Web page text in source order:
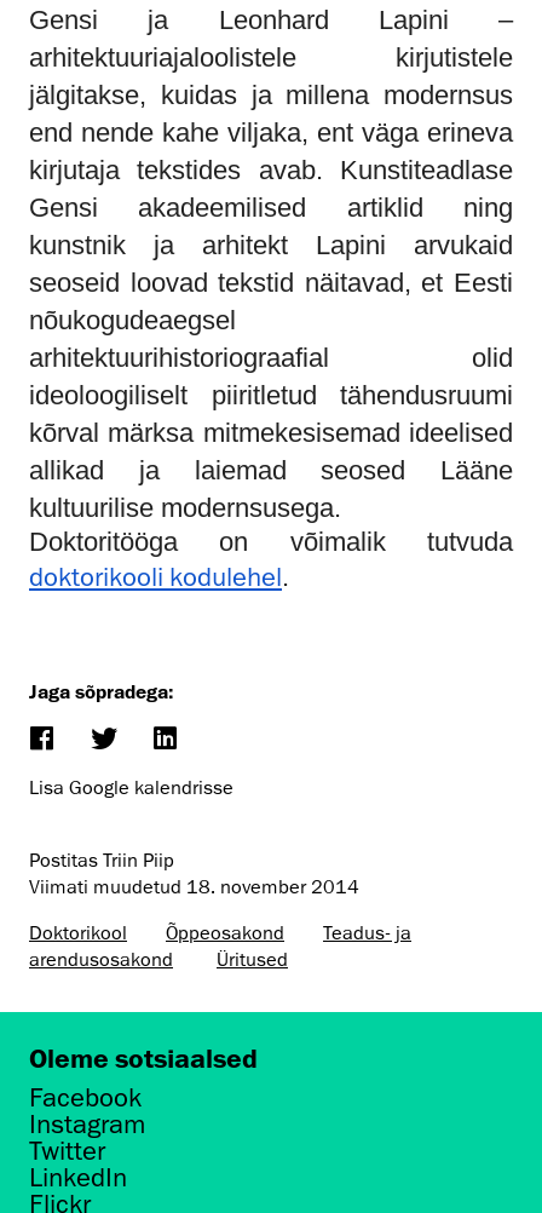
Gensi ja Leonhard Lapini –
arhitektuuriajaloolistele kirjutistele
jälgitakse, kuidas ja millena modernsus
end nende kahe viljaka, ent väga erineva
kirjutaja tekstides avab. Kunstiteadlase
Gensi akadeemilised artiklid ning
kunstnik ja arhitekt Lapini arvukaid
seoseid loovad tekstid näitavad, et Eesti
nõukogudeaegsel
arhitektuurihistoriograafial olid
ideoloogiliselt piiritletud tähendusruumi
kõrval märksa mitmekesisemad ideelised
allikad ja laiemad seosed Lääne
kultuurilise modernsusega.
Doktoritööga on võimalik tutvuda
doktorikooli kodulehel.
Jaga sõpradega:
Lisa Google kalendrisse
Postitas Triin Piip
Viimati muudetud 18. november 2014
Doktorikool
Õppeosakond
Teadus- ja
arendusosakond
Üritused
Oleme sotsiaalsed
Facebook
Instagram
Twitter
LinkedIn
Flickr